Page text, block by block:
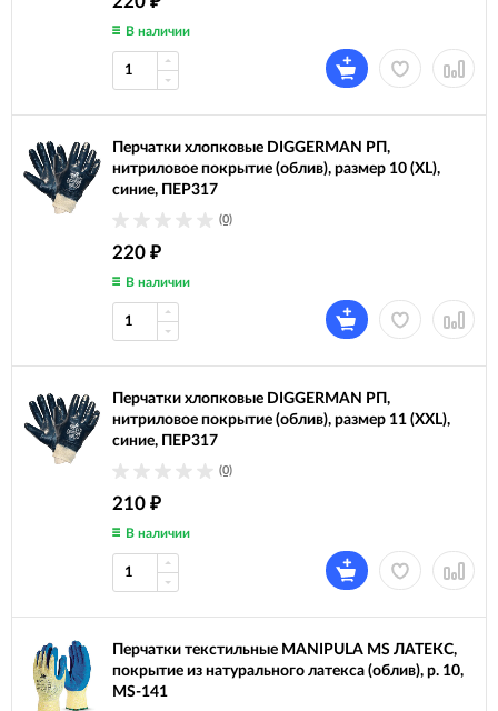
В наличии
Перчатки хлопковые DIGGERMAN РП,
нитриловое покрытие (облив), размер 10 (XL),
синие, ПЕР317
(0)
220 ₽
В наличии
Перчатки хлопковые DIGGERMAN РП,
нитриловое покрытие (облив), размер 11 (XXL),
синие, ПЕР317
(0)
210 ₽
В наличии
Перчатки текстильные MANIPULA MS ЛАТЕКС,
покрытие из натурального латекса (облив), р. 10,
MS-141